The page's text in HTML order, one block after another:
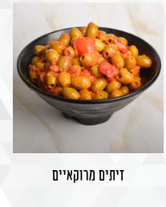
זיתים מרוקאיים